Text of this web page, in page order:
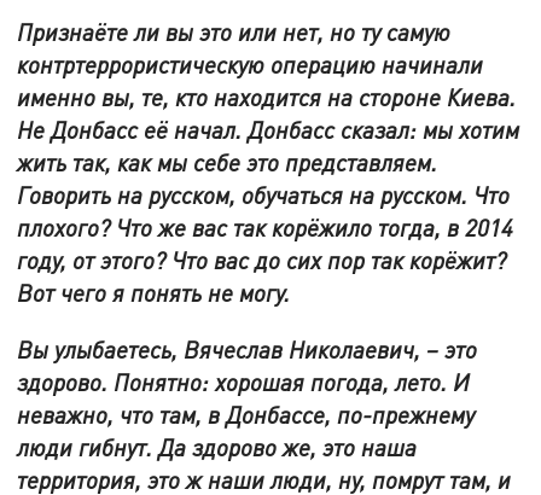
Признаёте ли вы это или нет, но ту самую
контртеррористическую операцию начинали
именно вы, те, кто находится на стороне Киева.
Не Донбасс её начал. Донбасс сказал: мы хотим
жить так, как мы себе это представляем.
Говорить на русском, обучаться на русском. Что
плохого? Что же вас так корёжило тогда, в 2014
году, от этого? Что вас до сих пор так корёжит?
Вот чего я понять не могу.
Вы улыбаетесь, Вячеслав Николаевич, – это
здорово. Понятно: хорошая погода, лето. И
неважно, что там, в Донбассе, по-прежнему
люди гибнут. Да здорово же, это наша
территория, это ж наши люди, ну, помрут там, и